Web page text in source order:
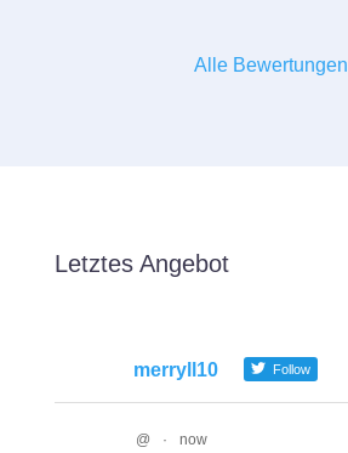
Alle Bewertungen
Letztes Angebot
merryll10 Follow
@ · now